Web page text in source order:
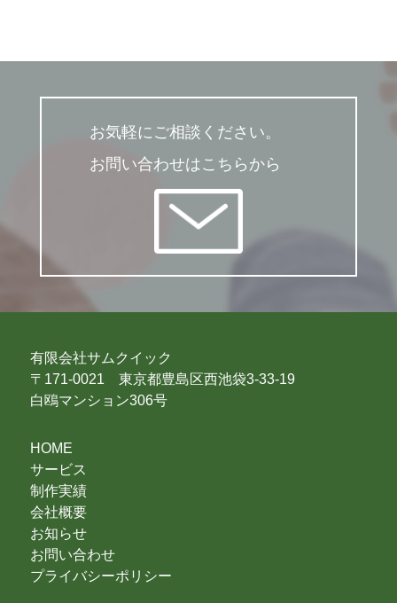
お気軽にご相談ください。
お問い合わせはこちらから
有限会社サムクイック
〒171-0021 東京都豊島区西池袋3-33-19
白鴎マンション306号
HOME
サービス
制作実績
会社概要
お知らせ
お問い合わせ
プライバシーポリシー